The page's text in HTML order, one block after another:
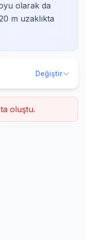
olarak da
m uzaklıkta
Değiştir
oluştu.